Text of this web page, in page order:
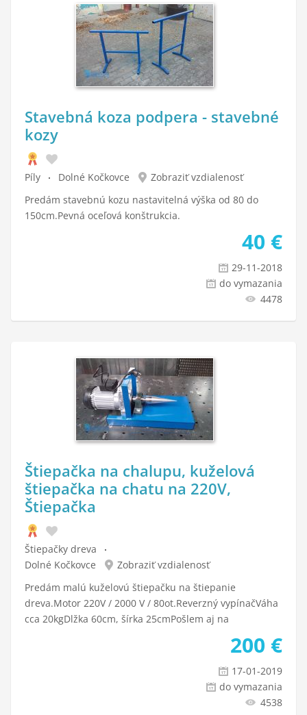
Stavebná koza podpera - stavebné
kozy
Píly Dolné Kočkovce
Zobraziť vzdialenosť
Predám stavebnú kozu nastavitelná výška od 80 do
150cm.Pevná oceľová konštrukcia.
40 €
29-11-2018
do vymazania
4478
Štiepačka na chalupu, kuželová
štiepačka na chatu na 220V,
Štiepačka
Štiepačky dreva
Dolné Kočkovce
Zobraziť vzdialenosť
Predám malú kuželovú štiepačku na štiepanie
dreva.Motor 220V / 2000 V / 80ot.Reverzný vypínačVáha
cca 20kgDlžka 60cm, šírka 25cmPošlem aj na
200 €
17-01-2019
do vymazania
4538